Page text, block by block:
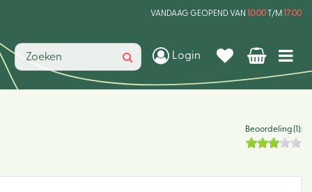
VANDAAG GEOPEND VAN 10:00T/M 17:00
Login
Beoordeling (1):